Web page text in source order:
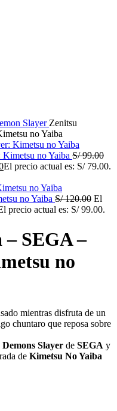
Slayer Zenitsu
no Yaiba
no Yaiba S/99.00
El precio actual es: S/ 79.00.
no Yaiba S/120.00 El
precio actual es: S/ 99.00.
– SEGA –
no
mientras disfruta de un
chuntaro que reposa sobre
Demons Slayer de SEGA y
de Kimetsu No Yaiba